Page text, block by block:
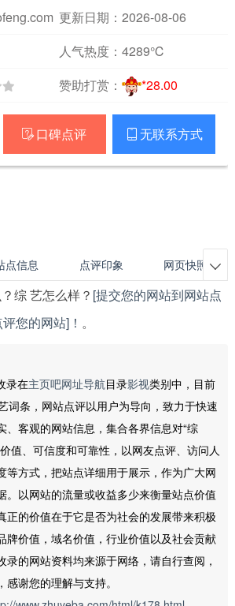
更新日期：2026-08-06
人气热度： 4289℃
赞助打赏： *28.00
 口碑点评  无联系方式
点信息 点评印象 网页快照 
综 艺怎么样？ [提交您的网站到网站点
您的网站]！ 。
录在主页吧网址导航目录影视类别中，目前
词条，网站点评以用户为导向，致力于快速
、客观的网站信息，集合各界信息对“综
值、可信度和可靠性，以网友点评、访问人
等方式，把站点详细用于展示，作为广大网
。以网站的流量或收益多少来衡量站点价值
正的价值在于它是否为社会的发展带来积极
牌价值，域名价值，行业价值以及社会贡献
录的网站资料均来源于网络，请自行查阅，
谢您的理解与支持。